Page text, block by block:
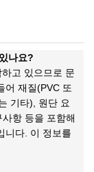
나요?
고 있으므로 문
어 재질(PVC 또
기타), 원단 요
항 등을 포함해
니다. 이 정보를